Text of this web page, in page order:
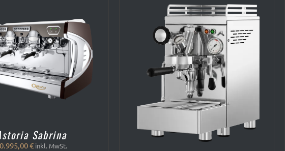
Sabrina
€ inkl. MwSt.
QUICK VIEW
AUSFÜHRUNG WÄHLEN
VIEW